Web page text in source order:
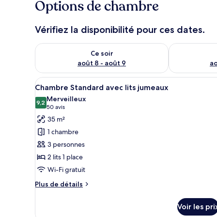
Options de chambre
Vérifiez la disponibilité pour ces dates.
Ce soir
août 8 - août 9
Vérifier la disponibilité pour ce soir août 8 - août 9
Vérifier la
Afficher
toutes
les
photos
pour
ce
type
de
chambre :
Chambre
Une chambre d’hôtel avec
4
Chambre Standard avec lits jumeaux
9,29,2 sur 10
Merveilleux
50 avis
(50 avis)
35 m²
1 chambre
3 personnes
2 lits 1 place
Wi-Fi gratuit
Plus de détails
Plus
Voir les